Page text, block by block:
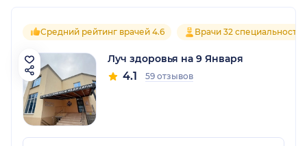
Средний рейтинг врачей 4.6 Врачи 32 специальностей
Луч здоровья на 9 Января
4.1 59 отзывов